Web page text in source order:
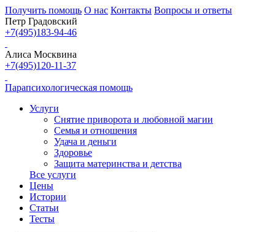
Получить помощь О нас Контакты Вопросы и ответы
Петр Градовский
+7(495)183-94-46
Алиса Москвина
+7(495)120-11-37
Парапсихологическая помощь
Услуги
Снятие приворота и любовной магии
Семья и отношения
Удача и деньги
Здоровье
Защита материнства и детства
Все услуги
Цены
Истории
Статьи
Тесты